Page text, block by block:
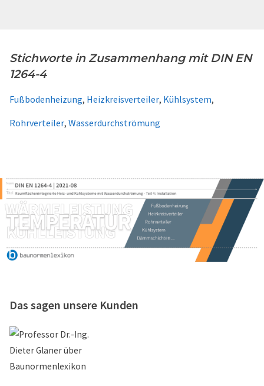
Stichworte in Zusammenhang mit DIN EN
1264-4
Fußbodenheizung, Heizkreisverteiler, Kühlsystem,
Rohrverteiler, Wasserdurchströmung
Das sagen unsere Kunden